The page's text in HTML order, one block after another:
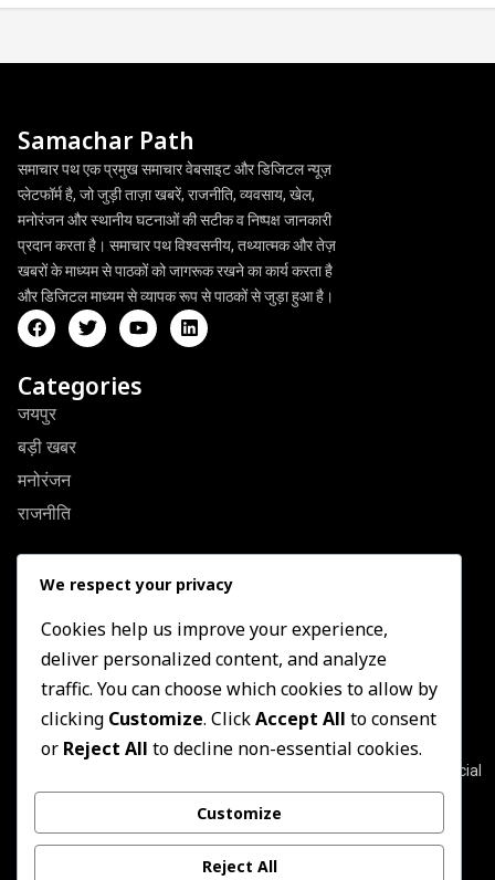
Samachar Path
समाचार पथ एक प्रमुख समाचार वेबसाइट और डिजिटल न्यूज़
प्लेटफॉर्म है, जो जुड़ी ताज़ा खबरें, राजनीति, व्यवसाय, खेल,
मनोरंजन और स्थानीय घटनाओं की सटीक व निष्पक्ष जानकारी
प्रदान करता है। समाचार पथ विश्वसनीय, तथ्यात्मक और तेज़
खबरों के माध्यम से पाठकों को जागरूक रखने का कार्य करता है
और डिजिटल माध्यम से व्यापक रूप से पाठकों से जुड़ा हुआ है।
Categories
जयपुर
बड़ी खबर
मनोरंजन
राजनीति
Quick Link
About Us
Contact US
Privacy Policy
Terms & Conditions
Newsletter
Join our subscribers list to get the latest news, updates and special
offers directly in your inbox
Subscribe
We respect your privacy
Cookies help us improve your experience,
deliver personalized content, and analyze
traffic. You can choose which cookies to allow by
clicking Customize. ClickAccept All to consent
or Reject All to decline non-essential cookies.
Customize
Reject All